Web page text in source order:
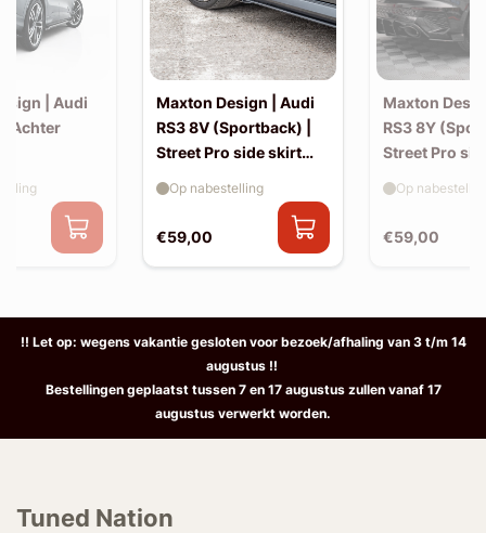
| Audi
| Achter
Maxton Design | Audi
RS3 8V (Sportback) |
Street Pro side skirt
€59,00
Op nabestelling
Maxton
RS3 8Y
Street Pro
€59,00
Op
!! Let op: wegens vakantie gesloten voor bezoek/afhaling van 3 t/m 14
augustus !!
Bestellingen geplaatst tussen 7 en 17 augustus zullen vanaf 17
augustus verwerkt worden.
Tuned Nation